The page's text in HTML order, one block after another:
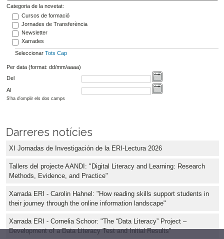
Categoria de la novetat:
Cursos de formació
Jornades de Transferència
Newsletter
Xarrades
Seleccionar Tots Cap
Per data (format: dd/mm/aaaa)
Del
Al
S'ha d'omplir els dos camps
Darreres notícies
XI Jornadas de Investigación de la ERI-Lectura 2026
Tallers del projecte AANDI: "Digital Literacy and Learning: Research
Methods, Evidence, and Practice"
Xarrada ERI - Carolin Hahnel: "How reading skills support students in
their journey through the online information landscape"
Xarrada ERI - Cornelia Schoor: "The “Data Literacy” Project –
Development of a Data Literacy Test and Initial Results"